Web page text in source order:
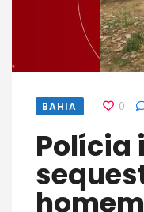
BAHIA 0
Polícia investiga